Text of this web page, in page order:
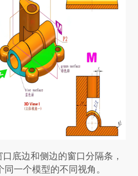
底边和侧边的窗口分隔条，
一个模型的不同视角。